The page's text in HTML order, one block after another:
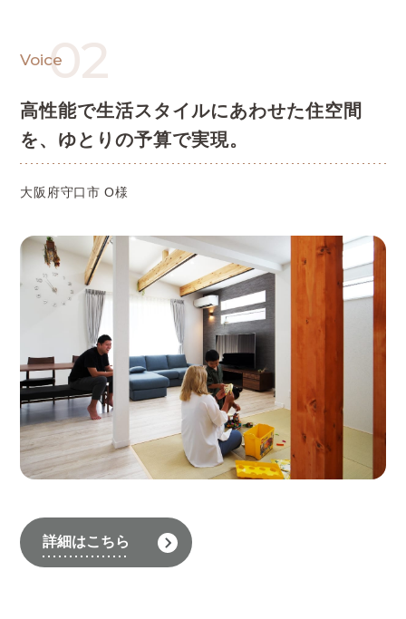
Voice02
高性能で生活スタイルにあわせた住空間
を、 ゆとりの予算で実現。
大阪府守口市 O様
詳細はこちら